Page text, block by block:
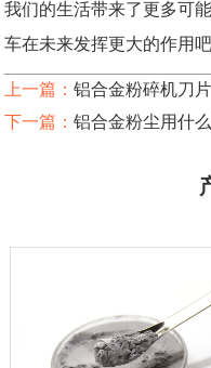
我们的生活带来了更多可
车在未来发挥更大的作用吧
上一篇：铝合金粉碎机刀片
下一篇：铝合金粉尘用什